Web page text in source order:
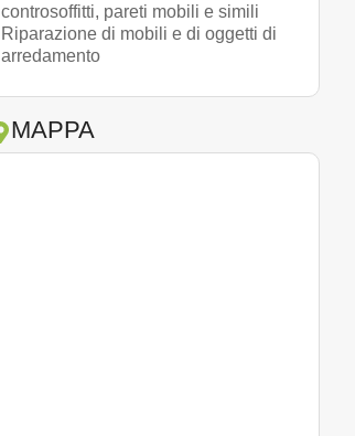
controsoffitti, pareti mobili e simili
Riparazione di mobili e di oggetti di
arredamento
MAPPA